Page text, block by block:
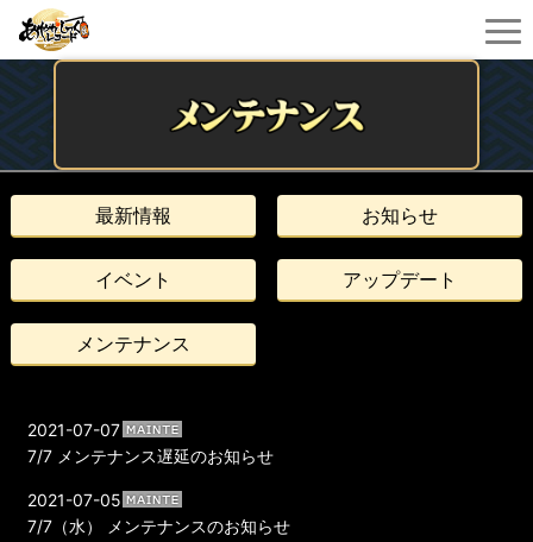
最新情報 お知らせ
イベント アップデート
メンテナンス
7/7 メンテナンス遅延のお知らせ
2021-07-07
7/7（水） メンテナンスのお知らせ
2021-07-05